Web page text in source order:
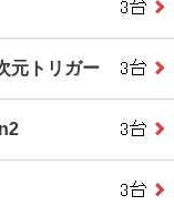
元トリガー